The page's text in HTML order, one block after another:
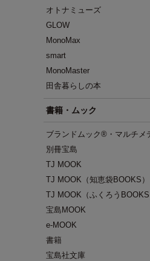
オトナミューズ
GLOW
MonoMax
smart
MonoMaster
田舎暮らしの本
書籍・ムック
ブランドムック®・マルチメ
別冊宝島
TJ MOOK
TJ MOOK（知恵袋BOOKS）
TJ MOOK（ふくろうBOOKS
宝島MOOK
e-MOOK
書籍
宝島社文庫